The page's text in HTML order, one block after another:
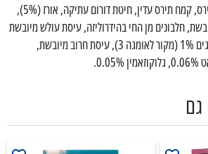
קמח דגים (סלמון 30%), תירס, קמח תירס עדין, חיטת דורום עתיקה, אורז (5%),
חלבונים מן החי בהידרוליזה, עיסת עולש מיובשת
2% (מקור לאינולין), שמן דגים 1% (מקור לאומגה 3), עיסת חרוב מיובשת,
גם